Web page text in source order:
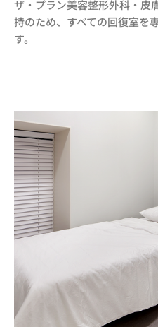
ザ・プラン美容整形外科・皮
持のため、すべての回復室を
す。